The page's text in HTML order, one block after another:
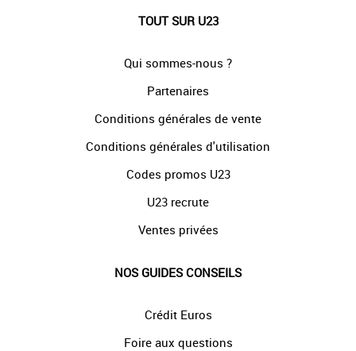
TOUT SUR U23
Qui sommes-nous ?
Partenaires
Conditions générales de vente
Conditions générales d'utilisation
Codes promos U23
U23 recrute
Ventes privées
NOS GUIDES CONSEILS
Crédit Euros
Foire aux questions